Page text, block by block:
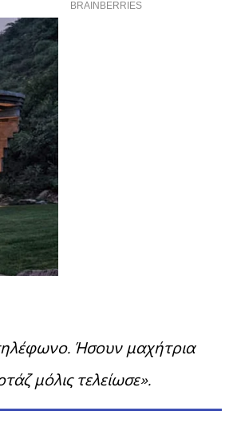
Ήσουν μαχήτρια
μόλις τελείωσε».